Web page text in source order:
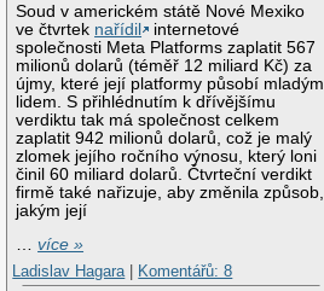
Soud v americkém státě Nové Mexiko
ve čtvrtek nařídil
internetové
společnosti Meta Platforms zaplatit 567
milionů dolarů (téměř 12 miliard Kč) za
újmy, které její platformy působí mladým
lidem. S přihlédnutím k dřívějšímu
verdiktu tak má společnost celkem
zaplatit 942 milionů dolarů, což je malý
zlomek jejího ročního výnosu, který loni
činil 60 miliard dolarů. Čtvrteční verdikt
firmě také nařizuje, aby změnila způsob,
jakým její
…více »
Ladislav Hagara
Komentářů: 8